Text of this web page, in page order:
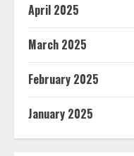
April 2025
March 2025
February 2025
January 2025